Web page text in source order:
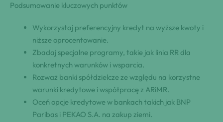
Podsumowanie kluczowych punktów
Wykorzystaj preferencyjny kredyt na wyższe kwoty i
niższe oprocentowanie.
Zbadaj specjalne programy, takie jak linia RR dla
konkretnych warunków i wsparcia.
Rozważ banki spółdzielcze ze względu na korzystne
warunki kredytowe i współpracę z ARiMR.
Oceń opcje kredytowe w bankach takich jak BNP
Paribas i PEKAO S.A. na zakup ziemi.